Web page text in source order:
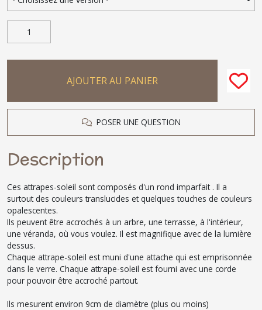
AJOUTER AU PANIER
POSER UNE QUESTION
Description
Ces attrapes-soleil sont composés d'un rond imparfait . Il a
surtout des couleurs translucides et quelques touches de couleurs
opalescentes.
Ils peuvent être accrochés à un arbre, une terrasse, à l'intérieur,
une véranda, où vous voulez. Il est magnifique avec de la lumière
dessus.
Chaque attrape-soleil est muni d'une attache qui est emprisonnée
dans le verre. Chaque attrape-soleil est fourni avec une corde
pour pouvoir être accroché partout.
Ils mesurent environ 9cm de diamètre (plus ou moins)